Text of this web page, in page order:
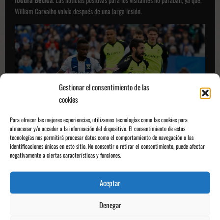
Gestionar el consentimiento de las
cookies
Para ofrecer las mejores experiencias, utilizamos tecnologías como las cookies para
almacenar y/o acceder a la información del dispositivo. El consentimiento de estas
tecnologías nos permitirá procesar datos como el comportamiento de navegación o las
identificaciones únicas en este sitio. No consentir o retirar el consentimiento, puede afectar
negativamente a ciertas características y funciones.
Aceptar
Denegar
William Carvalho volvía después de una larga lesión.
Dmitrovic; Rosier, S. González, R. Tapia,
Nastasic, J. Hernández; Brasanac, Neyou, Cissé; D. Raba, J. Cruz
Adrián; Sabaly, D. Llorente, Natan, Perraud;